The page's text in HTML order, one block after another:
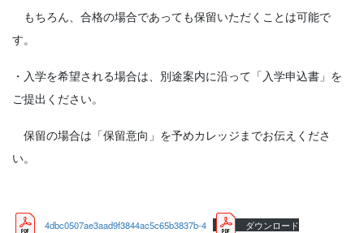
もちろん、合格の場合であっても保留いただくことは可能で
す。
・入学を希望される場合は、別途案内に沿って「入学申込書」を
ご提出ください。
保留の場合は「保留意向」を予めカレッジまでお伝えくださ
い。
4dbc0507ae3aad9f3844ac5c65b3837b-4 ダウンロード